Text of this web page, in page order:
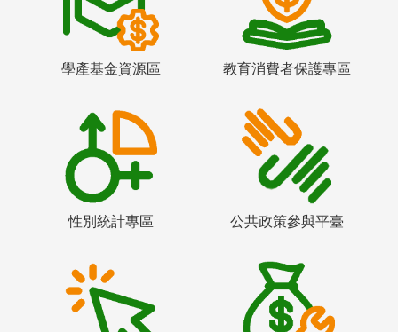
學產基金資源區 教育消費者保護專區
性別統計專區 公共政策參與平臺